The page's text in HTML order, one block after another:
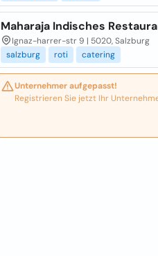
Maharaja Indisches
Ignaz-harrer-str 9 | 5020, Salzburg
salzburg
roti catering
Unternehmer aufgepasst!
Registrieren Sie jetzt Ihr